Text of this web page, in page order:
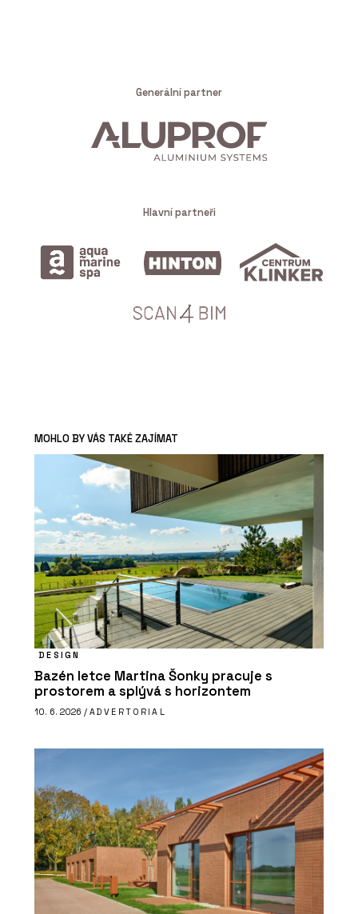
Generální partner
Hlavní partneři
MOHLO BY VÁS TAKÉ ZAJÍMAT
DESIGN
Bazén letce Martina Šonky pracuje s
prostorem a splývá s horizontem
10. 6. 2026 / ADVERTORIAL